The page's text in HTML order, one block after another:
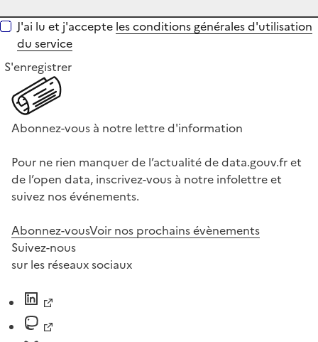
J'ai lu et j'accepte les conditions générales d'utilisation
du service
S'enregistrer
Abonnez-vous à notre lettre d'information
Pour ne rien manquer de l’actualité de data.gouv.fr et
de l’open data, inscrivez-vous à notre infolettre et
suivez nos événements.
Abonnez-vousVoir nos prochains évènements
Suivez-nous
sur les réseaux sociaux